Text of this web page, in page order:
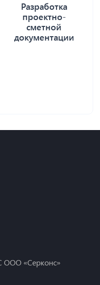
Разработка
проектно-
сметной
документации
ООО «Серконс»